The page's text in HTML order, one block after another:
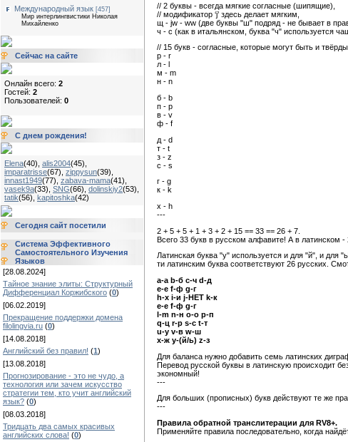
Международный язык [457]
Мир интерлингвистики Николая
Михайленко
Сейчас на сайте
Онлайн всего: 2
Гостей: 2
Пользователей: 0
С днем рождения!
Elena(40) alis2004(45)
imparatrisse(67) zippysun(39)
innast1949(77) zabava-mama(41)
vasek9a(33) SNG(66) dolinskiy2(53)
tatik(56) kapitoshka(42)
Сегодня сайт посетили
Система Эффективного
Самостоятельного Изучения
Языков
[28.08.2024]
Тайное знание элиты: Структурный
Дифференциал Коржибского (0)
[06.02.2019]
Прекращение поддержки домена
filolingvia.ru (0)
[14.08.2018]
Английский без правил! (1)
[13.08.2018]
Прогнозирование - это не чудо, а
технология или зачем искусство
стратегии тем, кто учит английский
язык? (0)
[08.03.2018]
Тридцать два самых красивых
английских слова! (0)
// 2 буквы - всегда мягкие согласные (шипящие),
// модификатор ‘j’ здесь делает мягким,
щ - jw - ww (две буквы "ш" подряд - не бывает в
ч - c (как в итальянском, буква "ч" используется
// 15 букв - согласные, которые могут быть и
р - r
л - l
м - m
н - n
б - b
п - p
в - v
ф - f
д - d
т - t
з - z
с - s
г - g
к - k
х - h
---
2 + 5 + 5 + 1 + 3 + 2 + 15 == 33 == 26 + 7.
Всего 33 букв в русском алфавите! А в латинском -
Латинская буква "y" используется и для "й", и для
ти латинским буква соответствуют 26 русских.
a-а b-б c-ч d-д
e-е f-ф g-г
h-х i-и j-НЕТ k-к
e-е f-ф g-г
l-m n-н o-о p-п
q-ц r-р s-с t-т
u-у v-в w-ш
x-ж y-(й/ь) z-з
Для баланса нужно добавить семь латинских
Перевод русской буквы в латинскую происходит
экономный!
---
Для больших (прописных) букв действуют те же
---
Правила обратной транслитерации для RV8+.
Применяйте правила последовательно, когда